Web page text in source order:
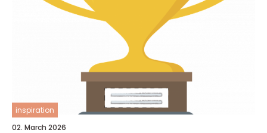
inspiration
02. March 2026